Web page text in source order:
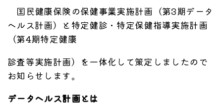
国民健康保険の保健事業実施計画（第3期データ
ヘルス計画）と特定健診・特定保健指導実施計画
（第4期特定健康
診査等実施計画）を一体化して策定しましたので
お知らせします。
データヘルス計画とは